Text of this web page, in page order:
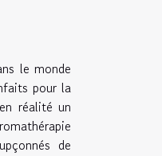
le monde
pour la
réalité un
de